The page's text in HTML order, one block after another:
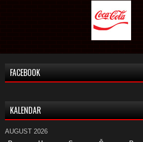
FACEBOOK
KALENDAR
AUGUST 2026